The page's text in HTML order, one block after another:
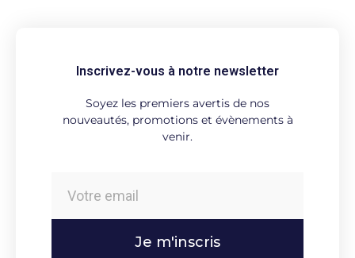
Inscrivez-vous à notre newsletter
Soyez les premiers avertis de nos
nouveautés, promotions et évènements à
venir.
Je m'inscris